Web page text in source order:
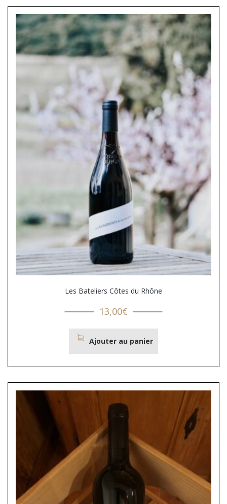
Les Bateliers Côtes du Rhône
13,00€
Ajouter au panier